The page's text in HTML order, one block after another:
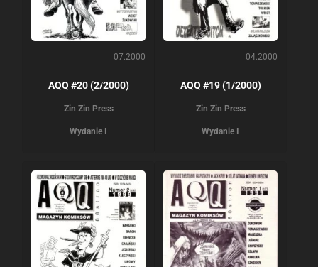
07.2000
AQQ #20 (2/2000)
Zin Zin Press
Wydanie I
04.2000
AQQ #19 (1/2000)
Zin Zin Press
Wydanie I